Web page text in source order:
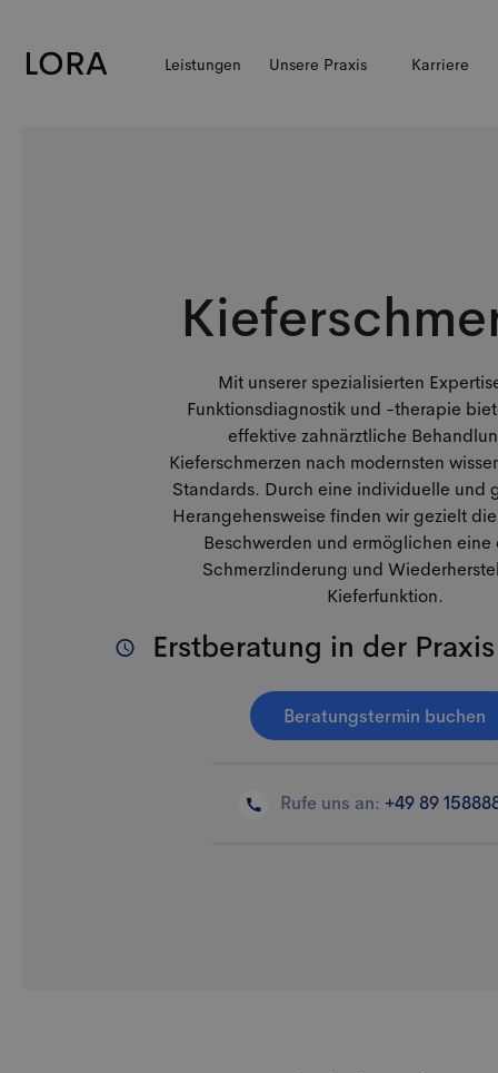
Leistungen Unsere Praxis Karriere
Mit unserer spezialisierten
Funktionsdiagnostik und -therapie
effektive zahnärztliche
Kieferschmerzen nach modernsten
Standards. Durch eine individuelle und
Herangehensweise finden wir gezielt
Beschwerden und ermöglichen eine
Schmerzlinderung und
Kieferfunktion.
Erstberatung in der
Beratungstermin buchen
Rufe uns an: +49 89